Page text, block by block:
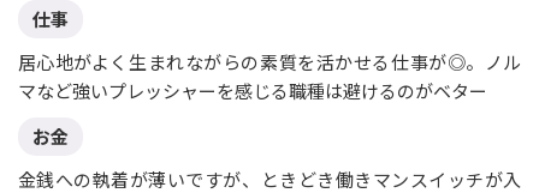
仕事
居心地がよく生まれながらの素質を活かせる仕事が◎。ノル
マなど強いプレッシャーを感じる職種は避けるのがベター
お金
金銭への執着が薄いですが、ときどき働きマンスイッチが入